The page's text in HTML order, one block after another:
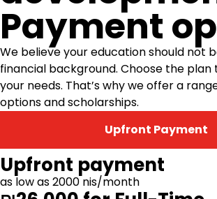
Payment
We believe your education should not
financial background. Choose the
your needs. That’s why we offer a
options and scholarships.
Upfront Payment
Upfront payment
as low as 2000 nis/month